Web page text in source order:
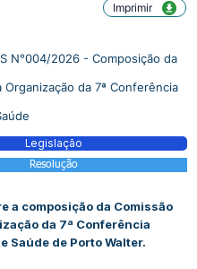
Imprimir
N°004/2026 - Composição da
Organização da 7ª Conferência
Legislação
Resolução
a composição da Comissão
da 7ª Conferência
Saúde de Porto Walter.